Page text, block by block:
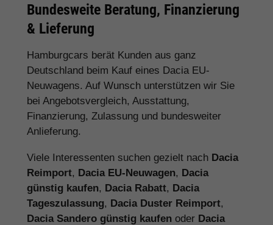
Bundesweite Beratung, Finanzierung
& Lieferung
Hamburgcars berät Kunden aus ganz
Deutschland beim Kauf eines Dacia EU-
Neuwagens. Auf Wunsch unterstützen wir Sie
bei Angebotsvergleich, Ausstattung,
Finanzierung, Zulassung und bundesweiter
Anlieferung.
Viele Interessenten suchen gezielt nach Dacia
Reimport, Dacia EU-Neuwagen, Dacia
günstig kaufen, Dacia Rabatt, Dacia
Tageszulassung, Dacia Duster Reimport,
Dacia Sandero günstig kaufen oder Dacia